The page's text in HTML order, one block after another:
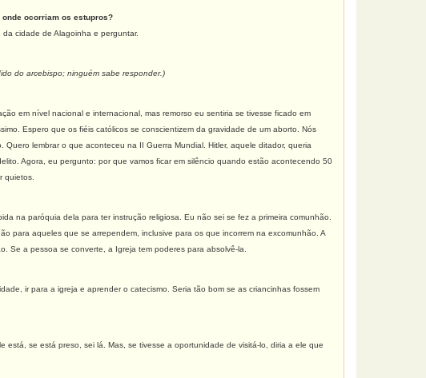
ocorriam os estupros?
cidade de Alagoinha e perguntar.
do arcebispo; ninguém sabe responder.)
em nível nacional e internacional, mas remorso eu sentiria se tivesse ficado em
Espero que os fiéis católicos se conscientizem da gravidade de um aborto. Nós
lembrar o que aconteceu na II Guerra Mundial. Hitler, aquele ditador, queria
Agora, eu pergunto: por que vamos ficar em silêncio quando estão acontecendo 50
quietos.
na paróquia dela para ter instrução religiosa. Eu não sei se fez a primeira comunhão.
para aqueles que se arrependem, inclusive para os que incorrem na excomunhão. A
Se a pessoa se converte, a Igreja tem poderes para absolvê-la.
ir para a igreja e aprender o catecismo. Seria tão bom se as criancinhas fossem
se está preso, sei lá. Mas, se tivesse a oportunidade de visitá-lo, diria a ele que